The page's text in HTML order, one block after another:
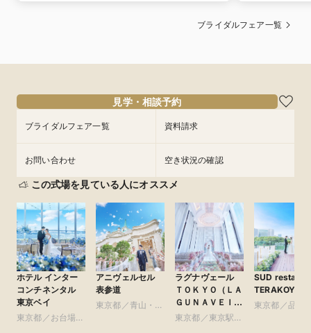
ブライダルフェア一覧
見学・相談予約
ブライダルフェア一覧 資料請求
お問い合わせ 空き状況の確認
この式場を見ている人にオススメ
ホテル インター
コンチネンタル
東京ベイ
東京都／お台場・
アニヴェルセル
表参道
東京都／青山・表
ラグナヴェール
ＴＯＫＹＯ（ＬＡ
ＧＵＮＡＶＥＩＬ
ＴＯＫＹＯ）
東京都／東京駅・
SUD
TERAKOYA
東京都／品川